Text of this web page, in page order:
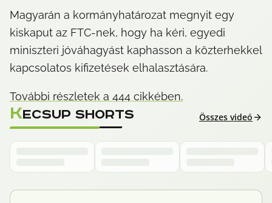
Magyarán a kormányhatározat megnyit egy
kiskaput az FTC-nek, hogy ha kéri, egyedi
miniszteri jóváhagyást kaphasson a közterhekkel
kapcsolatos kifizetések elhalasztására.
További részletek a 444 cikkében.
KECSUP SHORTS Összes videó